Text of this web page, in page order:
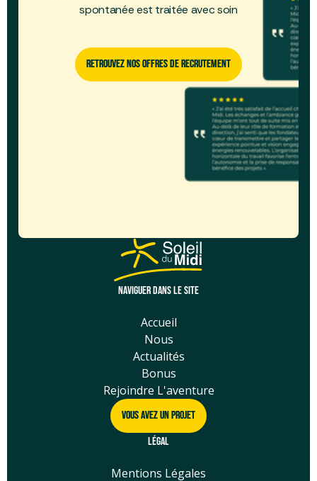
spontanée est traitée avec soin
Retrouvez Nos Offres De Recrutement
Retrouvez Nos Offres De Recrutement
NAVIGUER DANS LE SITE
Accueil
Nous
Actualités
Bonus
Rejoindre L'aventure
Vous Avez Un Projet
Vous Avez Un Projet
LÉGAL
Mentions Légales